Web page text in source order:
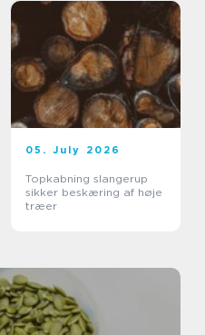
05. July 2026
Topkabning slangerup
sikker beskæring af høje
træer